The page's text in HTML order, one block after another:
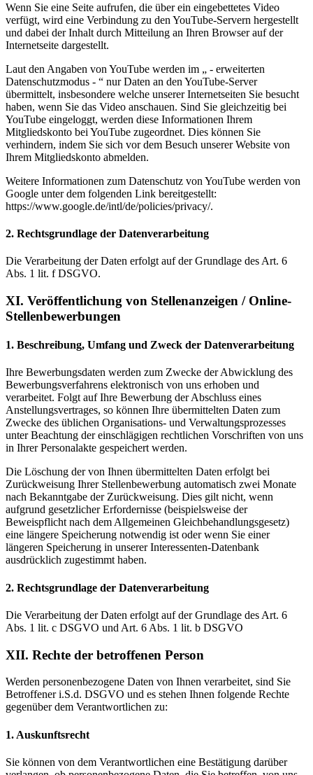
Wenn Sie eine Seite aufrufen, die über ein eingebettetes Video
verfügt, wird eine Verbindung zu den YouTube-Servern hergestellt
und dabei der Inhalt durch Mitteilung an Ihren Browser auf der
Internetseite dargestellt.
Laut den Angaben von YouTube werden im „ - erweiterten
Datenschutzmodus - “ nur Daten an den YouTube-Server
übermittelt, insbesondere welche unserer Internetseiten Sie besucht
haben, wenn Sie das Video anschauen. Sind Sie gleichzeitig bei
YouTube eingeloggt, werden diese Informationen Ihrem
Mitgliedskonto bei YouTube zugeordnet. Dies können Sie
verhindern, indem Sie sich vor dem Besuch unserer Website von
Ihrem Mitgliedskonto abmelden.
Weitere Informationen zum Datenschutz von YouTube werden von
Google unter dem folgenden Link bereitgestellt:
https://www.google.de/intl/de/policies/privacy/.
2. Rechtsgrundlage der Datenverarbeitung
Die Verarbeitung der Daten erfolgt auf der Grundlage des Art. 6
Abs. 1 lit. f DSGVO.
XI. Veröffentlichung von Stellenanzeigen / Online-
Stellenbewerbungen
1. Beschreibung, Umfang und Zweck der Datenverarbeitung
Ihre Bewerbungsdaten werden zum Zwecke der Abwicklung des
Bewerbungsverfahrens elektronisch von uns erhoben und
verarbeitet. Folgt auf Ihre Bewerbung der Abschluss eines
Anstellungsvertrages, so können Ihre übermittelten Daten zum
Zwecke des üblichen Organisations- und Verwaltungsprozesses
unter Beachtung der einschlägigen rechtlichen Vorschriften von uns
in Ihrer Personalakte gespeichert werden.
Die Löschung der von Ihnen übermittelten Daten erfolgt bei
Zurückweisung Ihrer Stellenbewerbung automatisch zwei Monate
nach Bekanntgabe der Zurückweisung. Dies gilt nicht, wenn
aufgrund gesetzlicher Erfordernisse (beispielsweise der
Beweispflicht nach dem Allgemeinen Gleichbehandlungsgesetz)
eine längere Speicherung notwendig ist oder wenn Sie einer
längeren Speicherung in unserer Interessenten-Datenbank
ausdrücklich zugestimmt haben.
2. Rechtsgrundlage der Datenverarbeitung
Die Verarbeitung der Daten erfolgt auf der Grundlage des Art. 6
Abs. 1 lit. c DSGVO und Art. 6 Abs. 1 lit. b DSGVO
XII. Rechte der betroffenen Person
Werden personenbezogene Daten von Ihnen verarbeitet, sind Sie
Betroffener i.S.d. DSGVO und es stehen Ihnen folgende Rechte
gegenüber dem Verantwortlichen zu:
1. Auskunftsrecht
Sie können von dem Verantwortlichen eine Bestätigung darüber